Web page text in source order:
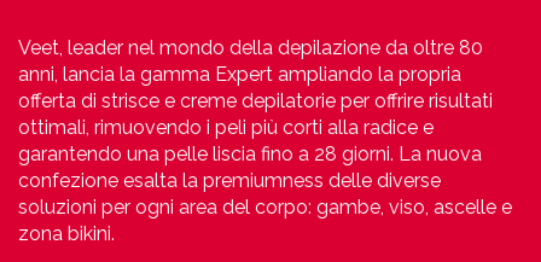
Veet, leader nel mondo della depilazione da oltre 80
anni, lancia la gamma Expert ampliando la propria
offerta di strisce e creme depilatorie per offrire risultati
ottimali, rimuovendo i peli più corti alla radice e
garantendo una pelle liscia fino a 28 giorni. La nuova
confezione esalta la premiumness delle diverse
soluzioni per ogni area del corpo: gambe, viso, ascelle e
zona bikini.